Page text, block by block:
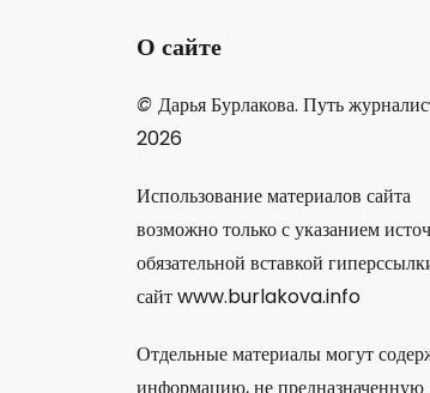
О сайте
© Дарья Бурлакова. Путь
2026
Использование материалов сайта
возможно только с указанием
обязательной вставкой
сайт www.burlakova.info
Отдельные материалы могут